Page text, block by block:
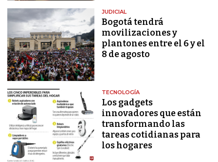
JUDICIAL
Bogotá tendrá
movilizaciones y
plantones entre el 6 y el
8 de agosto
TECNOLOGÍA
Los gadgets
innovadores que están
transformando las
tareas cotidianas para
los hogares